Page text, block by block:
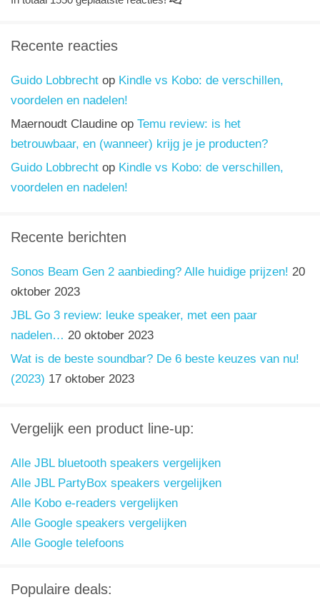
Recente reacties
Guido Lobbrecht op Kindle vs Kobo: de verschillen,
voordelen en nadelen!
Maernoudt Claudine op Temu review: is het
betrouwbaar, en (wanneer) krijg je je producten?
Guido Lobbrecht op Kindle vs Kobo: de verschillen,
voordelen en nadelen!
Recente berichten
Sonos Beam Gen 2 aanbieding? Alle huidige prijzen! 20
oktober 2023
JBL Go 3 review: leuke speaker, met een paar
nadelen… 20 oktober 2023
Wat is de beste soundbar? De 6 beste keuzes van nu!
(2023) 17 oktober 2023
Vergelijk een product line-up:
Alle JBL bluetooth speakers vergelijken
Alle JBL PartyBox speakers vergelijken
Alle Kobo e-readers vergelijken
Alle Google speakers vergelijken
Alle Google telefoons
Populaire deals: